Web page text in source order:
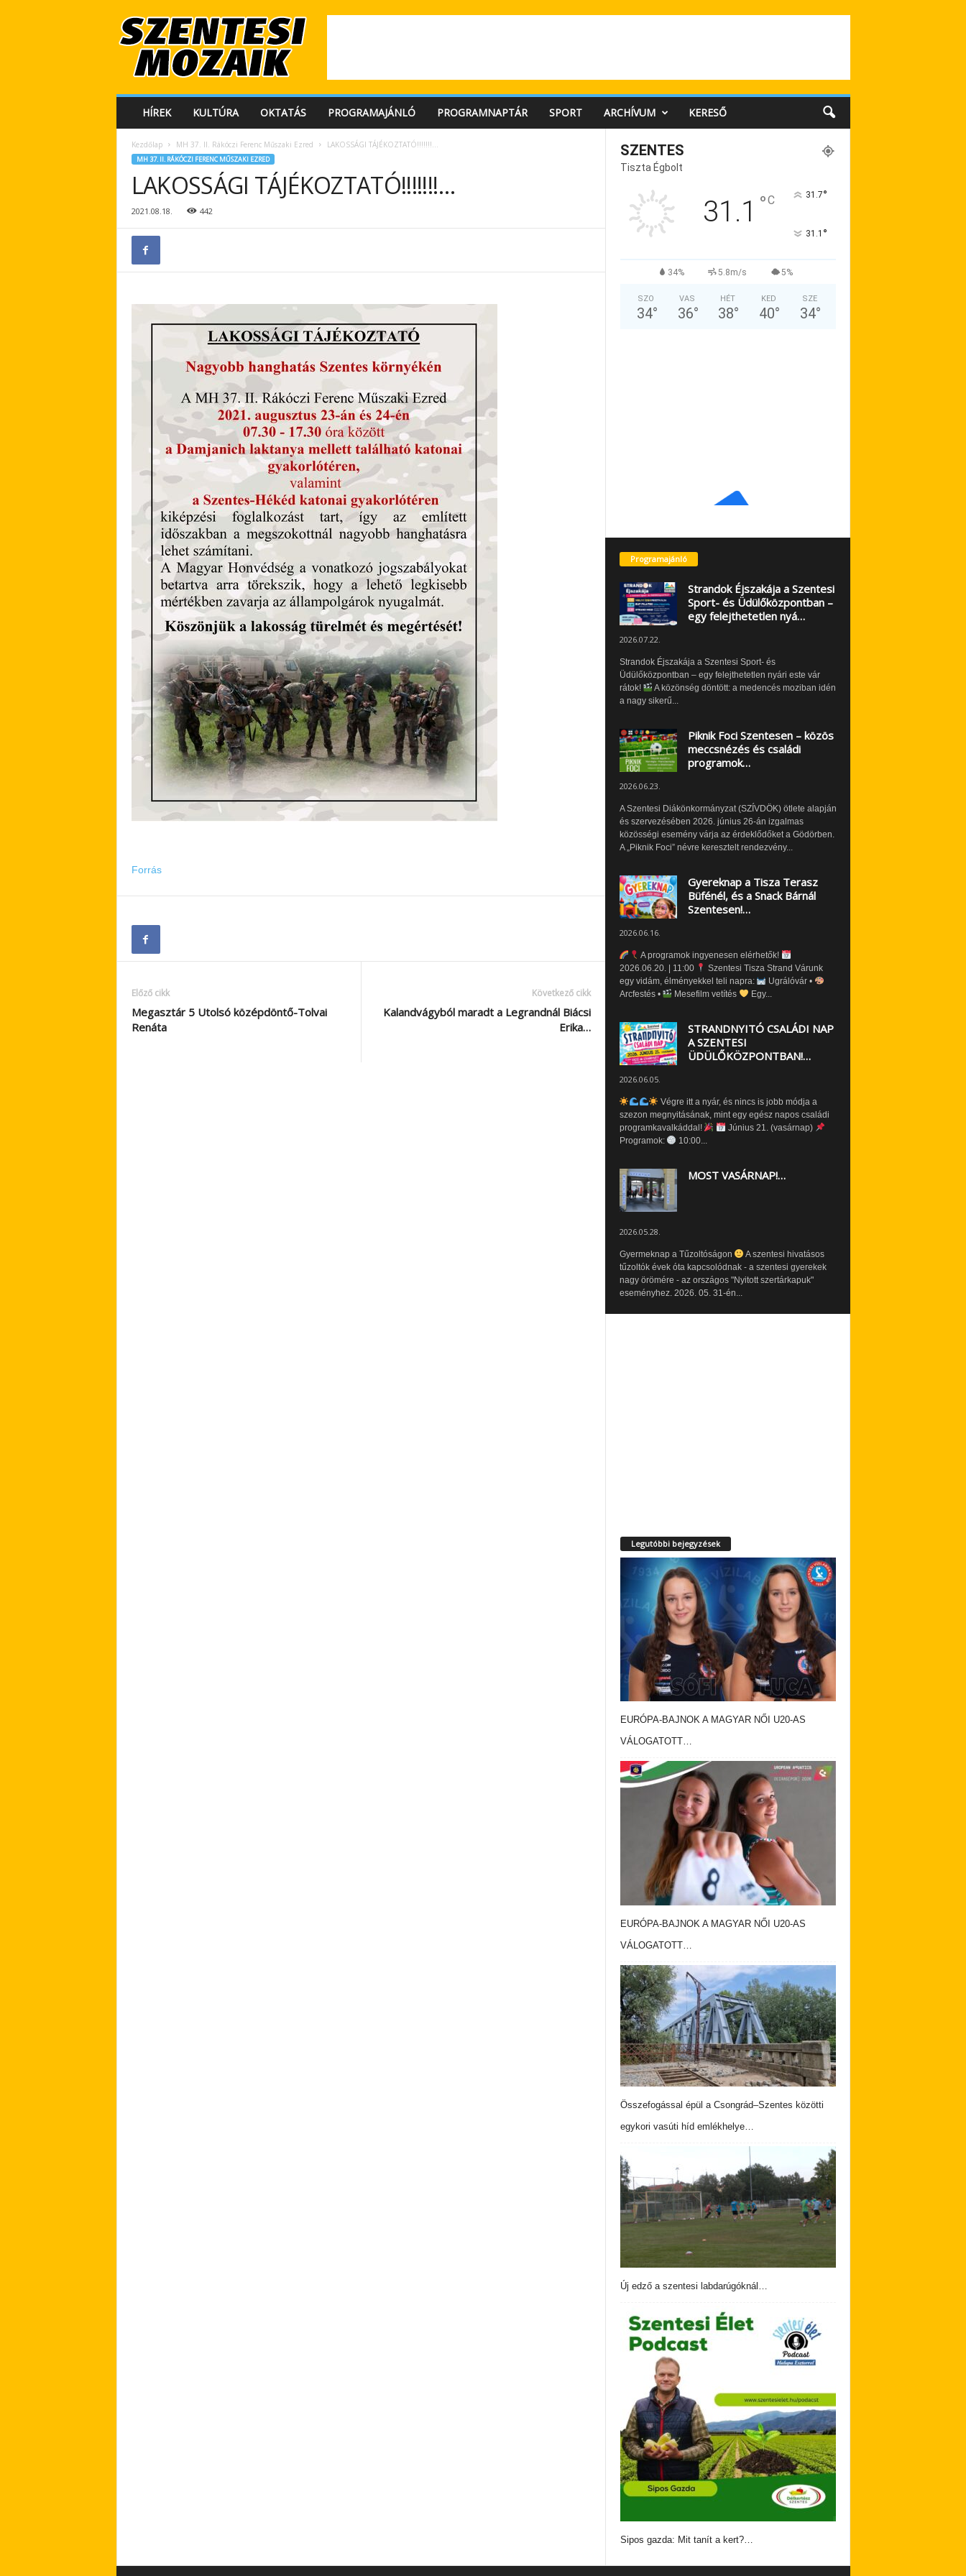
e
HÍREK KULTÚRA OKTATÁS PROGRAMAJÁNLÓ PROGRAMNAPTÁR SPORT ARCHÍVUM KERESŐ
Kezdőlap MH 37. II. Rákóczi Ferenc Műszaki Ezred LAKOSSÁGI TÁJÉKOZTATÓ!!!!!!!…
MH 37. II. RÁKÓCZI FERENC MŰSZAKI EZRED
LAKOSSÁGI TÁJÉKOZTATÓ!!!!!!!…
2021.08.18. 442
Forrás
Előző cikk
Megasztár 5 Utolsó középdöntő-Tolvai
Renáta
Következő cikk
Kalandvágyból maradt a Legrandnál Biácsi
Erika…
SZENTES
Tiszta Égbolt
31.1 °C 31.7°
31.1 °
34% 5.8m/s 5%
SZO
34°
VAS
36°
HÉT
38°
KED
40°
SZE
34°
Programajánló
Strandok Éjszakája a Szentesi
Sport- és Üdülőközpontban –
egy felejthetetlen nyá…
2026.07.22.
Strandok Éjszakája a Szentesi Sport- és
Üdülőközpontban – egy felejthetetlen nyári este vár
rátok!
A közönség döntött: a medencés moziban idén
a nagy sikerű...
Piknik Foci Szentesen – közös
meccsnézés és családi
programok…
2026.06.23.
A Szentesi Diákönkormányzat (SZÍVDÖK) ötlete alapján
és szervezésében 2026. június 26-án izgalmas
közösségi esemény várja az érdeklődőket a Gödörben.
A „Piknik Foci” névre keresztelt rendezvény...
Gyereknap a Tisza Terasz
Büfénél, és a Snack Bárnál
Szentesen!…
2026.06.16.
A programok ingyenesen elérhetők!
2026.06.20. | 11:00
Szentesi Tisza Strand Várunk
egy vidám, élményekkel teli napra:
Ugrálóvár •
Arcfestés •
Mesefilm vetítés Egy...
STRANDNYITÓ CSALÁDI NAP
A SZENTESI
ÜDÜLŐKÖZPONTBAN!…
2026.06.05.
Végre itt a nyár, és nincs is jobb módja a
szezon megnyitásának, mint egy egész napos családi
programkavalkáddal!
Június 21. (vasárnap)
Programok:
10:00...
MOST VASÁRNAP!…
2026.05.28.
Gyermeknap a Tűzoltóságon
A szentesi hivatásos
tűzoltók évek óta kapcsolódnak - a szentesi gyerekek
nagy örömére - az országos "Nyitott szertárkapuk"
eseményhez. 2026. 05. 31-én...
Legutóbbi bejegyzések
EURÓPA-BAJNOK A MAGYAR NŐI U20-AS
VÁLOGATOTT…
EURÓPA-BAJNOK A MAGYAR NŐI U20-AS
VÁLOGATOTT…
Összefogással épül a Csongrád–Szentes közötti
egykori vasúti híd emlékhelye…
Új edző a szentesi labdarúgóknál…
Sipos gazda: Mit tanít a kert?…